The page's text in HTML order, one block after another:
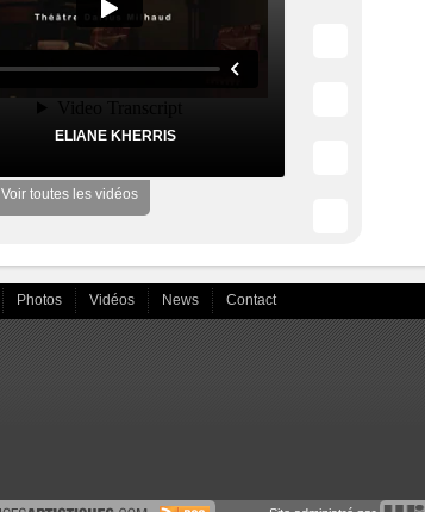
ELIANE KHERRIS
Voir toutes les vidéos
Photos Vidéos News Contact